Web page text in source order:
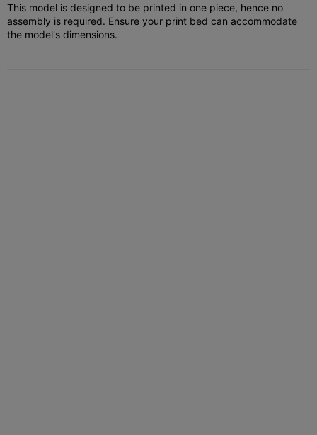
This model is designed to be printed in one piece, hence no
assembly is required. Ensure your print bed can accommodate
the model's dimensions.